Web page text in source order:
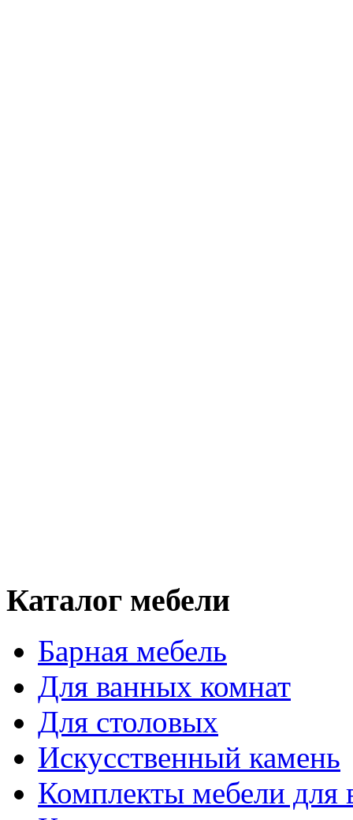
Каталог мебели
Барная мебель
Для ванных комнат
Для столовых
Искусственный камень
Комплекты мебели для